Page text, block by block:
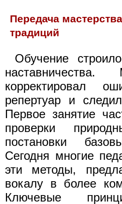
Передача
традиций
Обучение
корректировал
репертуар и
Первое занятие
проверки
постановки
Сегодня многие
эти методы,
вокалу в более
Ключевые